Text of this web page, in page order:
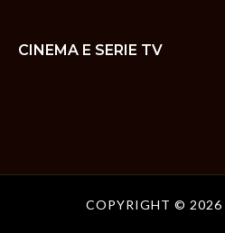
CINEMA E SERIE TV
COPYRIGHT © 2026